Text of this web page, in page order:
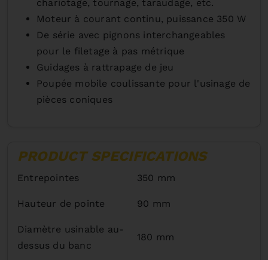
chariotage, tournage, taraudage, etc.
Moteur à courant continu, puissance 350 W
De série avec pignons interchangeables
pour le filetage à pas métrique
Guidages à rattrapage de jeu
Poupée mobile coulissante pour l'usinage de
pièces coniques
PRODUCT SPECIFICATIONS
Entrepointes 350 mm
Hauteur de pointe 90 mm
Diamètre usinable au-
dessus du banc
180 mm